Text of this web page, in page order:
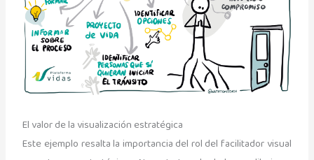
El valor de la visualización estratégica
Este ejemplo resalta la importancia del rol del facilitador visual